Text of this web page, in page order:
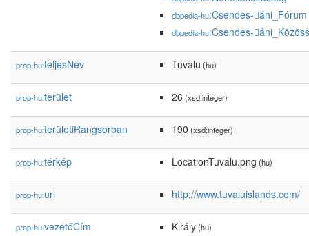
dbpedia-hu:Csendes-áni_Fórum
dbpedia-hu:Csendes-
prop-hu:teljesNév Tuvalu (hu)
prop-hu:terület 26 (xsd:integer)
prop-hu:területiRangsorban 190 (xsd:integer)
prop-hu:térkép LocationTuvalu.png (hu)
prop-hu:url http://www.tuvaluislands.com/
prop-hu:vezetőCím Király(hu)